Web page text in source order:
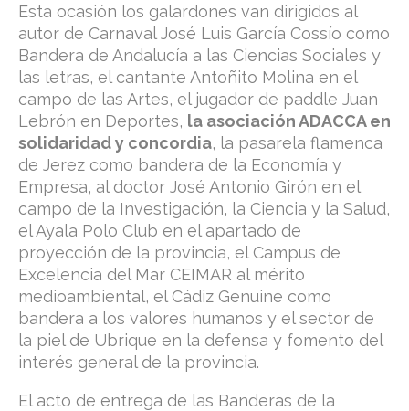
Esta ocasión los galardones van dirigidos al
autor de Carnaval José Luis García Cossío como
Bandera de Andalucía a las Ciencias Sociales y
las letras, el cantante Antoñito Molina en el
campo de las Artes, el jugador de paddle Juan
Lebrón en Deportes, la asociación ADACCA en
solidaridad y concordia, la pasarela flamenca
de Jerez como bandera de la Economía y
Empresa, al doctor José Antonio Girón en el
campo de la Investigación, la Ciencia y la Salud,
el Ayala Polo Club en el apartado de
proyección de la provincia, el Campus de
Excelencia del Mar CEIMAR al mérito
medioambiental, el Cádiz Genuine como
bandera a los valores humanos y el sector de
la piel de Ubrique en la defensa y fomento del
interés general de la provincia.
El acto de entrega de las Banderas de la